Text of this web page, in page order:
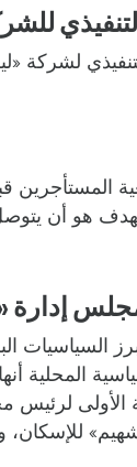
لشركة
المستأجرين
هو أن
إدارة
السياسيات
المحلية
الأولى
للإسكان،